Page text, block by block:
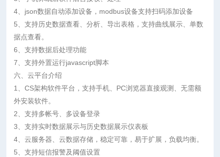
4、json数据自动添加设备，modbus设备支持扫码添加设备
5、支持历史数据查看、分析、导出表格，支持曲线展示、单数
据点查看。
6、支持数据后处理功能
7、支持外置运行javascript脚本
六、云平台介绍
1、CS架构软件平台，支持手机、PC浏览器直接观测、无需额
外安装软件。
2、支持多帐号、多设备登录
3、支持实时数据展示与历史数据展示仪表板
4、云服务器、云数据存储，稳定可靠，易于扩展，负载均衡。
5、支持短信报警及阈值设置